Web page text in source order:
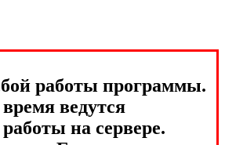
работы программы.
ведутся
на сервере.